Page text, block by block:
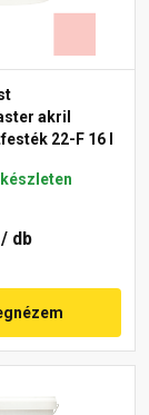
akril
22-F 16 l
/ db